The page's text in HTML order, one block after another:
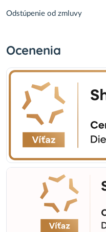
Odstúpenie od zmluvy
Ocenenia